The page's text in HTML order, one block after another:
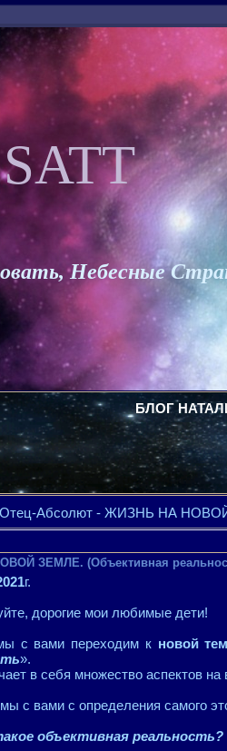
Небесные
БЛОГ
Абсолют - ЖИЗНЬ НА НОВОЙ
ЗЕМЛЕ. (Объективная
г.
дорогие мои любимые дети!
с вами переходим к новой
».
в себя множество аспектов на
с вами с определения самого
объективная реальность?